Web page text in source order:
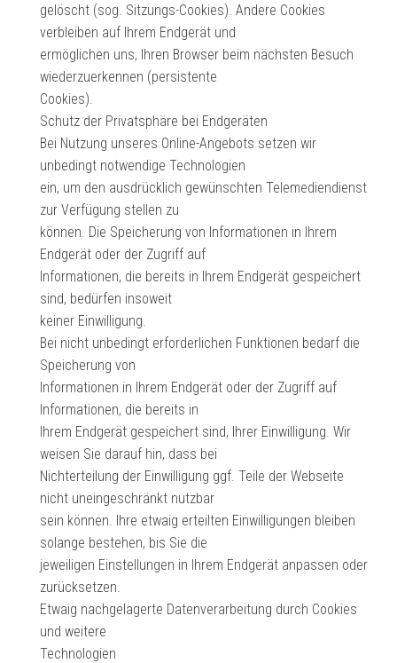
gelöscht (sog. Sitzungs-Cookies). Andere Cookies
verbleiben auf Ihrem Endgerät und
ermöglichen uns, Ihren Browser beim nächsten Besuch
wiederzuerkennen (persistente
Cookies).
Schutz der Privatsphäre bei Endgeräten
Bei Nutzung unseres Online-Angebots setzen wir
unbedingt notwendige Technologien
ein, um den ausdrücklich gewünschten Telemediendienst
zur Verfügung stellen zu
können. Die Speicherung von Informationen in Ihrem
Endgerät oder der Zugriff auf
Informationen, die bereits in Ihrem Endgerät gespeichert
sind, bedürfen insoweit
keiner Einwilligung.
Bei nicht unbedingt erforderlichen Funktionen bedarf die
Speicherung von
Informationen in Ihrem Endgerät oder der Zugriff auf
Informationen, die bereits in
Ihrem Endgerät gespeichert sind, Ihrer Einwilligung. Wir
weisen Sie darauf hin, dass bei
Nichterteilung der Einwilligung ggf. Teile der Webseite
nicht uneingeschränkt nutzbar
sein können. Ihre etwaig erteilten Einwilligungen bleiben
solange bestehen, bis Sie die
jeweiligen Einstellungen in Ihrem Endgerät anpassen oder
zurücksetzen.
Etwaig nachgelagerte Datenverarbeitung durch Cookies
und weitere
Technologien